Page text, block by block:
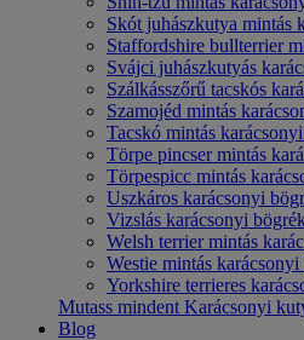
Skót juhászkutya mintás
Staffordshire bullterrier
Svájci juhászkutyás
Szálkásszőrű tacskós
Szamojéd mintás
Tacskó mintás
Törpe pincser mintás
Törpespicc mintás
Uszkáros karácsonyi
Vizslás karácsonyi
Welsh terrier mintás
Westie mintás
Yorkshire terrieres
Mutass mindent Karácsonyi
Blog